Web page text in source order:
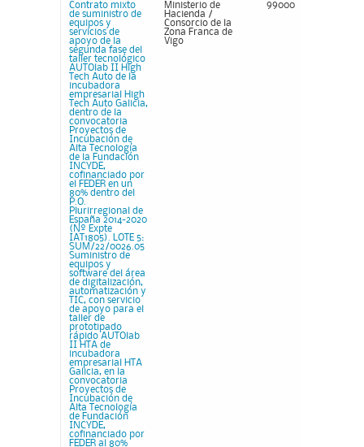
Contrato mixto
de suministro de
equipos y
servicios de
apoyo de la
segunda fase del
taller tecnológico
AUTOlab II High
Tech Auto de la
incubadora
empresarial High
Tech Auto Galicia,
dentro de la
convocatoria
Proyectos de
Incubación de
Alta Tecnología
de la Fundación
INCYDE,
cofinanciado por
el FEDER en un
80% dentro del
P.O.
Plurirregional de
España 2014-2020
(Nº Expte
IAT1805). LOTE 5:
SUM/22/0026.05
Suministro de
equipos y
software del área
de digitalización,
automatización y
TIC, con servicio
de apoyo para el
taller de
prototipado
rápido AUTOlab
II HTA de
incubadora
empresarial HTA
Galicia, en la
convocatoria
Proyectos de
Incubación de
Alta Tecnología
de Fundación
INCYDE,
cofinanciado por
FEDER al 80%
Ministerio de
Hacienda /
Consorcio de la
Zona Franca de
Vigo
99000